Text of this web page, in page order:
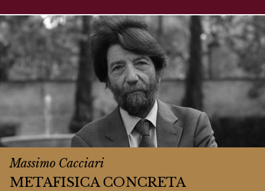
Massimo Cacciari
METAFISICA CONCRETA